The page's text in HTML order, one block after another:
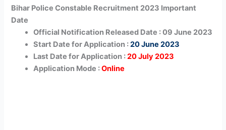
Bihar Police Constable Recruitment 2023 Important
Date
Official Notification Released Date : 09 June 2023
Start Date for Application :20 June 2023
Last Date for Application :20 July 2023
Application Mode :Online